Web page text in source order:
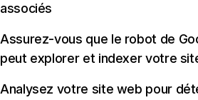
associés
Assurez-vous que le robot de
peut explorer et indexer votre
Analysez votre site web pour